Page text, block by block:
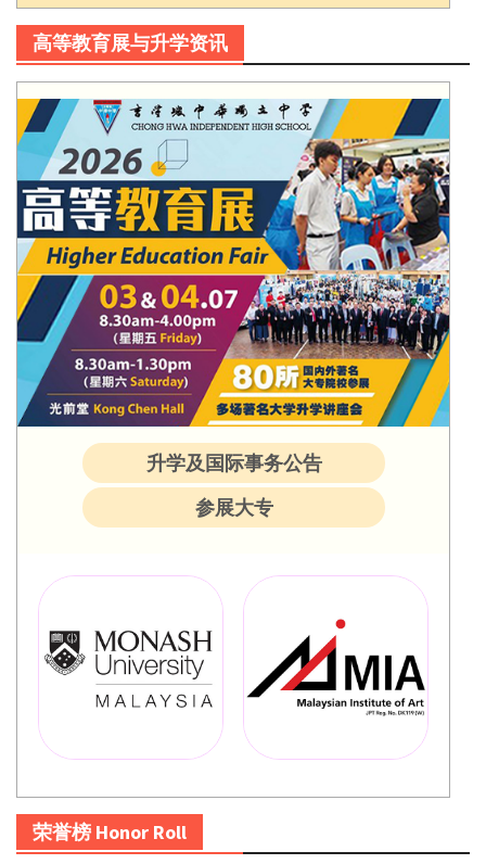
高等教育展与升学资讯
升学及国际事务公告
参展大专
荣誉榜 Honor Roll